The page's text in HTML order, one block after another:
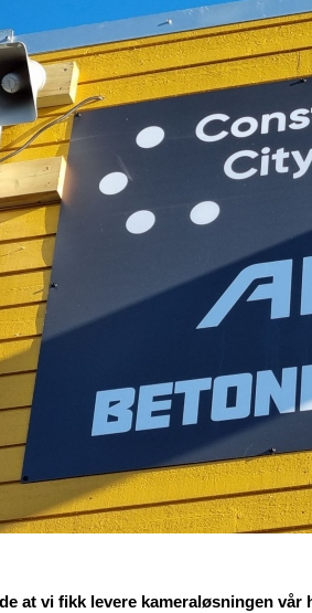
at vi fikk levere kameraløsningen vår